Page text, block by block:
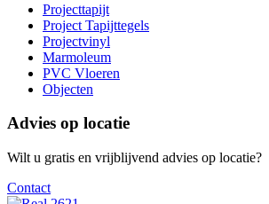
Projecttapijt
Project Tapijttegels
Projectvinyl
Marmoleum
PVC Vloeren
Objecten
Advies op locatie
Wilt u gratis en vrijblijvend advies op locatie?
Contact